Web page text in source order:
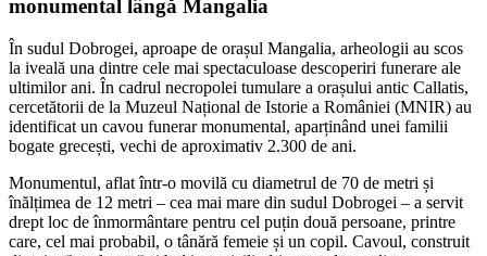
monumental lângă Mangalia
În sudul Dobrogei, aproape de orașul Mangalia, arheologii au scos
la iveală una dintre cele mai spectaculoase descoperiri funerare ale
ultimilor ani. În cadrul necropolei tumulare a orașului antic Callatis,
cercetătorii de la Muzeul Național de Istorie a României (MNIR) au
identificat un cavou funerar monumental, aparținând unei familii
bogate grecești, vechi de aproximativ 2.300 de ani.
Monumentul, aflat într-o movilă cu diametrul de 70 de metri și
înălțimea de 12 metri – cea mai mare din sudul Dobrogei – a servit
drept loc de înmormântare pentru cel puțin două persoane, printre
care, cel mai probabil, o tânără femeie și un copil. Cavoul, construit